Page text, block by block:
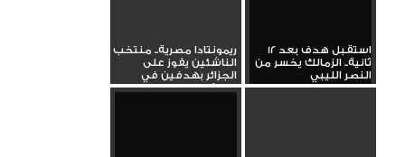
استقبل هدف بعد 12
ثانية.. الزمالك يخسر من
النصر الليبي
ريمونتادا مصرية.. منتخب
الناشئين يفوز على
الجزائر بهدفين في
تصفيات...